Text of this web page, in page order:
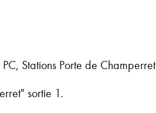
Stations Porte de Champerret
sortie 1.